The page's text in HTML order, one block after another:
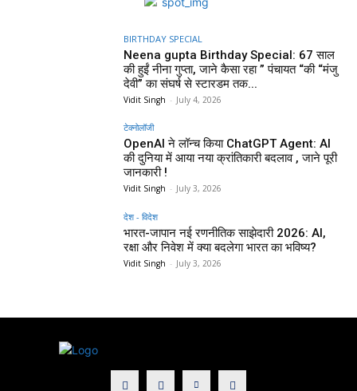
BIRTHDAY SPECIAL
Neena gupta Birthday Special: 67 साल
की हुईं नीना गुप्ता, जाने कैसा रहा ” पंचायत “की “मंजु
देवी” का संघर्ष से स्टारडम तक...
Vidit Singh - July 4, 2026
टेक्नोलॉजी
OpenAI ने लॉन्च किया ChatGPT Agent: AI
की दुनिया में आया नया क्रांतिकारी बदलाव , जाने पूरी
जानकारी !
Vidit Singh - July 3, 2026
देश - विदेश
भारत-जापान नई रणनीतिक साझेदारी 2026: AI,
रक्षा और निवेश में क्या बदलेगा भारत का भविष्य?
Vidit Singh - July 3, 2026